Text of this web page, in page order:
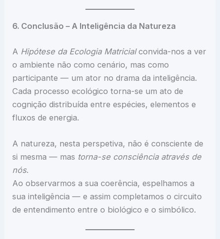
6. Conclusão – A Inteligência da Natureza
A Hipótese da Ecologia Matricialconvida-nos a ver
o ambiente não como cenário, mas como
participante — um ator no drama da inteligência.
Cada processo ecológico torna-se um ato de
cognição distribuída entre espécies, elementos e
fluxos de energia.
A natureza, nesta perspetiva, não é consciente de
si mesma — mas torna-se consciência através de
nós.
Ao observarmos a sua coerência, espelhamos a
sua inteligência — e assim completamos o circuito
de entendimento entre o biológico e o simbólico.